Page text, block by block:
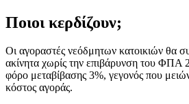
Ποιοι κερδίζουν;
Οι αγοραστές νεόδμητων κατοικιών θα
ακίνητα χωρίς την επιβάρυνση του ΦΠΑ
φόρο μεταβίβασης 3%, γεγονός που
κόστος αγοράς.